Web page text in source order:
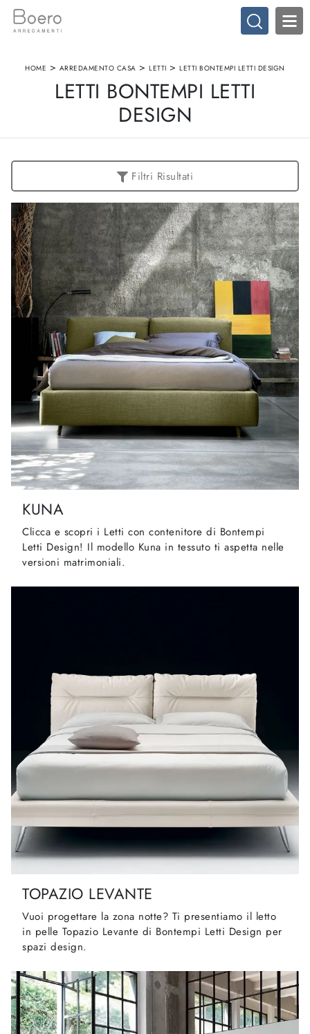
HOME > ARREDAMENTO CASA >LETTI >LETTI BONTEMPI LETTI DESIGN
LETTI BONTEMPI LETTI
DESIGN
Filtri Risultati
KUNA
Clicca e scopri i Letti con contenitore di Bontempi
Letti Design! Il modello Kuna in tessuto ti aspetta nelle
versioni matrimoniali.
TOPAZIO LEVANTE
Vuoi progettare la zona notte? Ti presentiamo il letto
in pelle Topazio Levante di Bontempi Letti Design per
spazi design.